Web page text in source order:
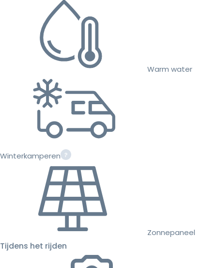
Warm water
Winterkamperen
Zonnepaneel
Tijdens het rijden